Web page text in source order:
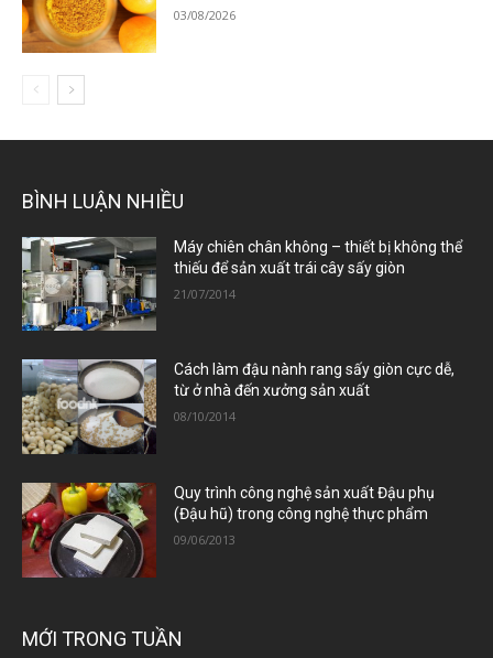
03/08/2026
BÌNH LUẬN NHIỀU
Máy chiên chân không – thiết bị không thể
thiếu để sản xuất trái cây sấy giòn
21/07/2014
Cách làm đậu nành rang sấy giòn cực dễ,
từ ở nhà đến xưởng sản xuất
08/10/2014
Quy trình công nghệ sản xuất Đậu phụ
(Đậu hũ) trong công nghệ thực phẩm
09/06/2013
MỚI TRONG TUẦN